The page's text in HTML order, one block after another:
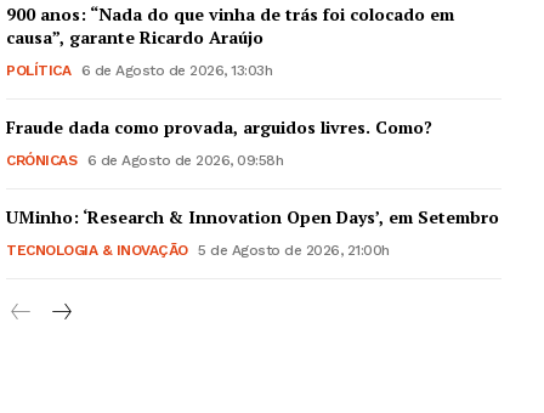
900 anos: “Nada do que vinha de trás foi colocado em
causa”, garante Ricardo Araújo
POLÍTICA 6 de Agosto de 2026, 13:03h
Fraude dada como provada, arguidos livres. Como?
CRÓNICAS 6 de Agosto de 2026, 09:58h
UMinho: ‘Research & Innovation Open Days’, em Setembro
TECNOLOGIA & INOVAÇÃO 5 de Agosto de 2026, 21:00h